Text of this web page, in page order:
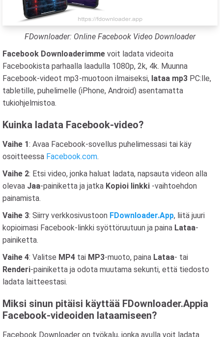
FDownloader: Online Facebook Video Downloader
Facebook Downloaderimme voit ladata videoita
Facebookista parhaalla laadulla 1080p, 2k, 4k. Muunna
Facebook-videot mp3-muotoon ilmaiseksi, lataa mp3 PC:lle,
tabletille, puhelimelle (iPhone, Android) asentamatta
tukiohjelmistoa.
Kuinka ladata Facebook-video?
Vaihe 1: Avaa Facebook-sovellus puhelimessasi tai käy
osoitteessa Facebook.com.
Vaihe 2: Etsi video, jonka haluat ladata, napsauta videon alla
olevaa Jaa-painiketta ja jatka Kopioi linkki -vaihtoehdon
painamista.
Vaihe 3: Siirry verkkosivustoon FDownloader.App, liitä juuri
kopioimasi Facebook-linkki syöttöruutuun ja paina Lataa-
painiketta.
Vaihe 4: Valitse MP4 tai MP3-muoto, paina Lataa- tai
Renderi-painiketta ja odota muutama sekunti, että tiedosto
ladata laitteestasi.
Miksi sinun pitäisi käyttää FDownloader.Appia
Facebook-videoiden lataamiseen?
Facebook Downloader on työkalu, jonka avulla voit ladata